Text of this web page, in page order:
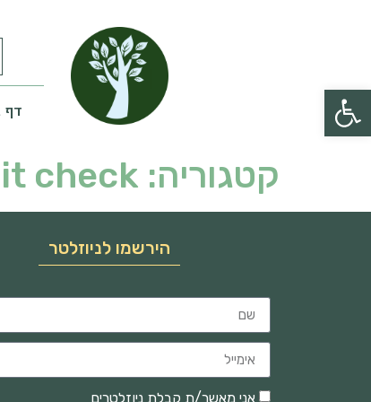
פתח סרגל נגישות דף
קטגוריה: check
הירשמו לניוזלטר
אני מאשר/ת קבלת ניוזלטרים